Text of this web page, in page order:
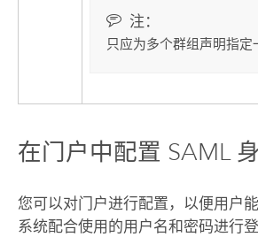
注：
只应为多个群组声明指定
在门户中配置 SAML
您可以对门户进行配置，以便用户
系统配合使用的用户名和密码进行